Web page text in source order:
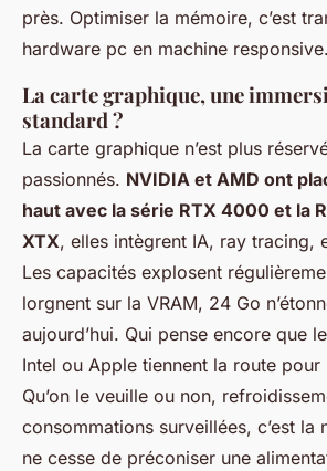
près. Optimiser la mémoire, c’est
hardware pc en machine responsive.
La carte graphique, une
standard ?
La carte graphique n’est plus
passionnés. NVIDIA et AMD ont
haut avec la série RTX 4000 et la
XTX, elles intègrent IA, ray tracing,
Les capacités explosent
lorgnent sur la VRAM, 24 Go
aujourd’hui. Qui pense encore que
Intel ou Apple tiennent la route pour
Qu’on le veuille ou non,
consommations surveillées, c’est la
ne cesse de préconiser une